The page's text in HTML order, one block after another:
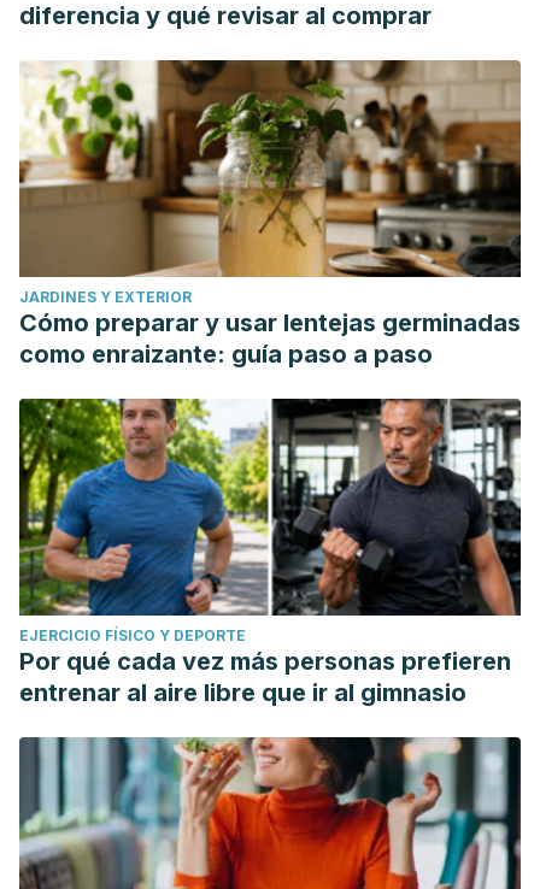
diferencia y qué revisar al comprar
JARDINES Y EXTERIOR
Cómo preparar y usar lentejas germinadas
como enraizante: guía paso a paso
EJERCICIO FÍSICO Y DEPORTE
Por qué cada vez más personas prefieren
entrenar al aire libre que ir al gimnasio